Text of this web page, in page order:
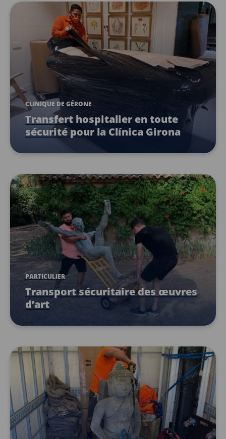
CLINIQUE DE GÉRONE
Transfert hospitalier en toute
sécurité pour la Clínica Girona
PARTICULIER
Transport sécuritaire des œuvres
d’art